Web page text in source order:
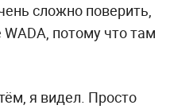
сложно поверить,
потому что там
я видел. Просто